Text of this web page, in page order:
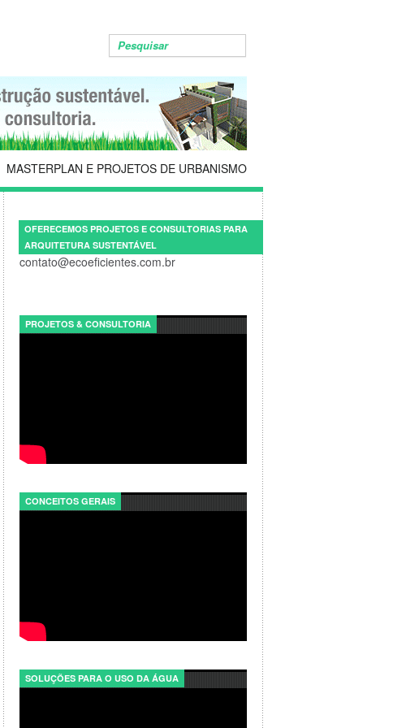
MASTERPLAN E PROJETOS DE URBANISMO
OFERECEMOS PROJETOS E CONSULTORIAS PARA
ARQUITETURA SUSTENTÁVEL
contato@ecoeficientes.com.br
PROJETOS & CONSULTORIA
CONCEITOS GERAIS
SOLUÇÕES PARA O USO DA ÁGUA